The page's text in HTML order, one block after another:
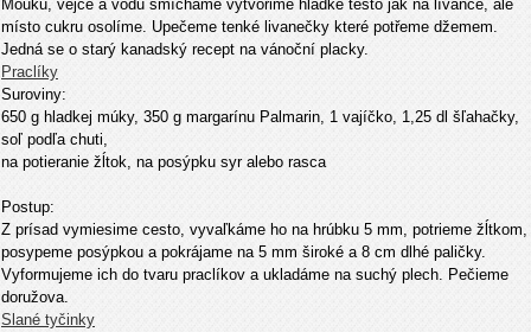
Mouku, vejce a vodu smíchame vytvořime hladké testo jak na lívance, ale
místo cukru osolíme. Upečeme tenké livanečky které potřeme džemem.
Jedná se o starý kanadský recept na vánoční placky.
Praclíky
Suroviny:
650 g hladkej múky, 350 g margarínu Palmarin, 1 vajíčko, 1,25 dl šľahačky,
soľ podľa chuti,
na potieranie žĺtok, na posýpku syr alebo rasca
Postup:
Z prísad vymiesime cesto, vyvaľkáme ho na hrúbku 5 mm, potrieme žĺtkom,
posypeme posýpkou a pokrájame na 5 mm široké a 8 cm dlhé paličky.
Vyformujeme ich do tvaru praclíkov a ukladáme na suchý plech. Pečieme
doružova.
Slané tyčinky